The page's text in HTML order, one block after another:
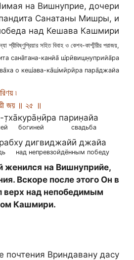
на Вишнуприе, дочери
Санатаны Мишры, и
над Кешава Кашмири
শ্রীবিষ্ণুপ্রিয়ার সহিত বিবাহ ও কেশব-কাশ্মীরীর পরাজয়,
сана̄тана-канйа̄ ш́рӣвиш̣н̣уприйа̄ра
о кеш́ава-ка̄ш́мӣрӣра пара̄джайа
৷
জয় ॥ ২৫ ॥
парин̣айа
богиней свадьба
дигвиджайӣ джайа
над непревзойдённым победу
женился на Вишнуприйе,
Вскоре после этого Он в
верх над непобедимым
Кашмири.
почтения Вриндавану дасу